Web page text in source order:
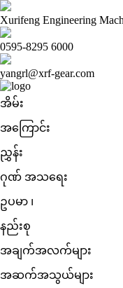
Xurifeng Engineering
0595-8295 6000
yangrl@xrf-gear.com
အိမ်း
အကြောင်း
ညွှန်း
ဂုဏ် အသရေး
ဥပမာ ၊
နည်းစု
အချက်အလက်များ
အဆက်အသွယ်များ